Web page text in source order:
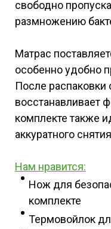
свободно
размножению
Матрас
особенно удобно
После распаковки
восстанавливает
комплекте также
аккуратного
Нам нравится:
Нож для
комплекте
Термовойлок